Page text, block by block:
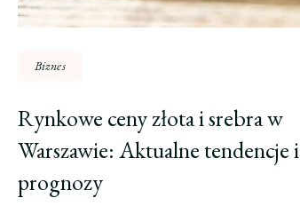
Biznes
Rynkowe ceny złota i srebra w
Warszawie: Aktualne tendencje i
prognozy